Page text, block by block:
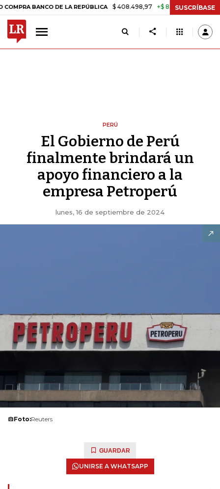
BANCO DE LA REPÚBLICA $ 408.498,97 +$ 8.753,81 +2,19%
SUSCRÍBASE
PERÚ
El Gobierno de Perú
finalmente brindará un
apoyo financiero a la
empresa Petroperú
lunes, 16 de septiembre de 2024
Foto:Reuters
GUARDAR
UNIRSE A WHATSAPP